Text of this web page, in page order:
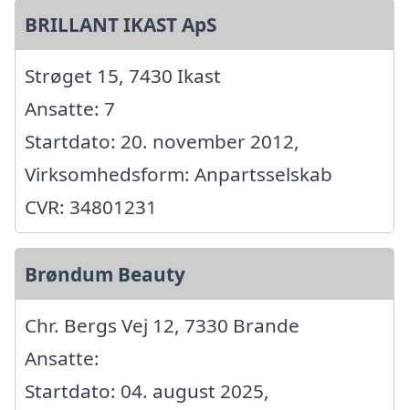
BRILLANT IKAST ApS
Strøget 15, 7430 Ikast
Ansatte: 7
Startdato: 20. november 2012,
Virksomhedsform: Anpartsselskab
CVR: 34801231
Brøndum Beauty
Chr. Bergs Vej 12, 7330 Brande
Ansatte:
Startdato: 04. august 2025,